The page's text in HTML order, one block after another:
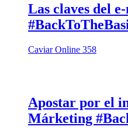
Las claves del
Caviar Online 358
Apostar por el
Márketing